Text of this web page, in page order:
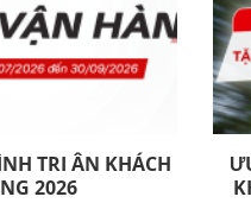
TRI ÂN KHÁCH
2026